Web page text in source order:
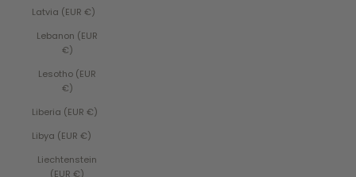
Latvia (EUR €)
Lebanon (EUR
€)
Lesotho (EUR
€)
Liberia (EUR €)
Libya (EUR €)
Liechtenstein
(EUR €)